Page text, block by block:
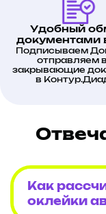
работ и
Срок
Результат
Фудтрак
создаёт
PRIME за
Удобный
документами
Подписываем
отправляем
закрывающие
в
Как
оклейки